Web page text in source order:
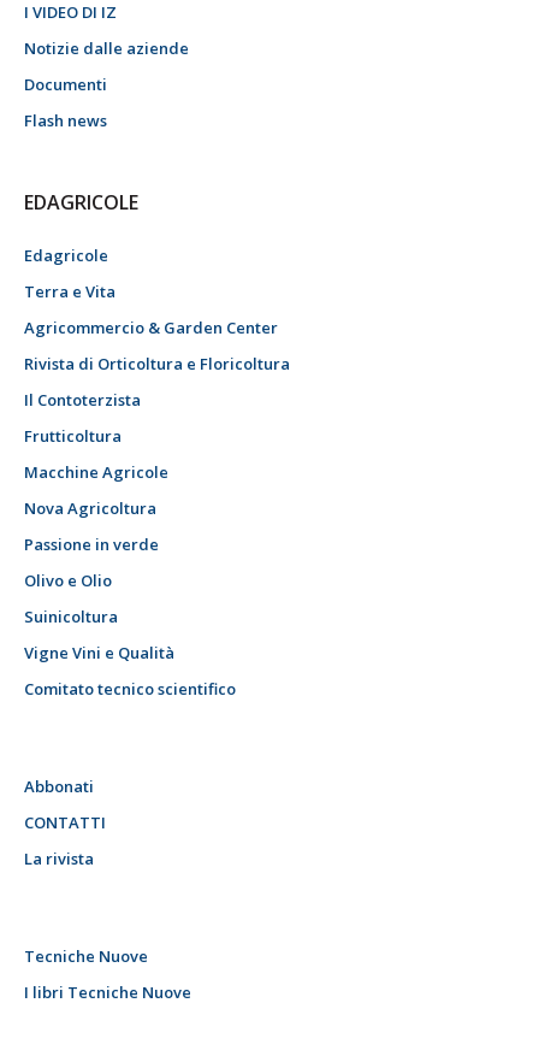
I VIDEO DI IZ
Notizie dalle aziende
Documenti
Flash news
EDAGRICOLE
Edagricole
Terra e Vita
Agricommercio & Garden Center
Rivista di Orticoltura e Floricoltura
Il Contoterzista
Frutticoltura
Macchine Agricole
Nova Agricoltura
Passione in verde
Olivo e Olio
Suinicoltura
Vigne Vini e Qualità
Comitato tecnico scientifico
Abbonati
CONTATTI
La rivista
Tecniche Nuove
I libri Tecniche Nuove